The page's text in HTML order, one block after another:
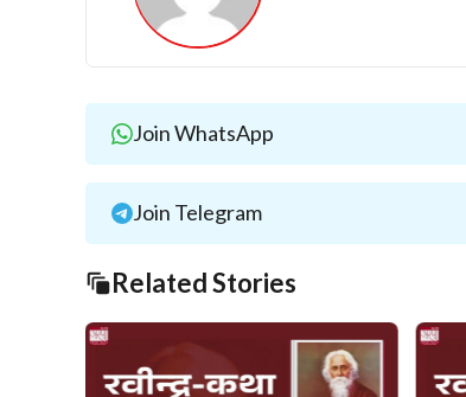
Join WhatsApp
Join Telegram
Related Stories